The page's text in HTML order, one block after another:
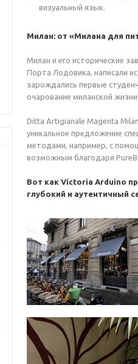
визуальный язык.
Милан: от «Милана для
Милан и его исторические
Порта Лодовика, написали
зарождались первые
очарование миланской жизни.
Ditta Artigianale Magenta
уникальное предложение
методами, например, с
возможным благодаря
Вот как Victoria Arduino
глубокий и аутентичный